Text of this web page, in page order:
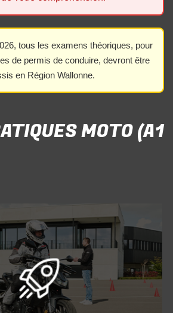
tous les examens théoriques, pour
de permis de conduire, devront être
en Région Wallonne.
MOTO (A1